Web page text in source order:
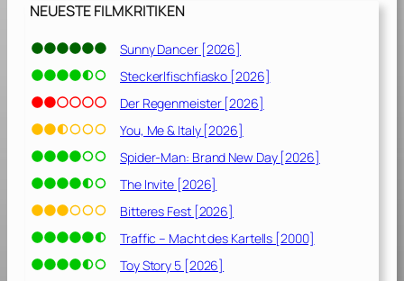
m
n
[
2
0
9
]
NEUESTE FILMKRITIKEN
Sunny Dancer [2026]
Steckerlfischfiasko [2026]
Der Regenmeister [2026]
You, Me & Italy [2026]
Spider-Man: Brand New Day [2026]
The Invite [2026]
Bitteres Fest [2026]
Traffic – Macht des Kartells [2000]
Toy Story 5 [2026]